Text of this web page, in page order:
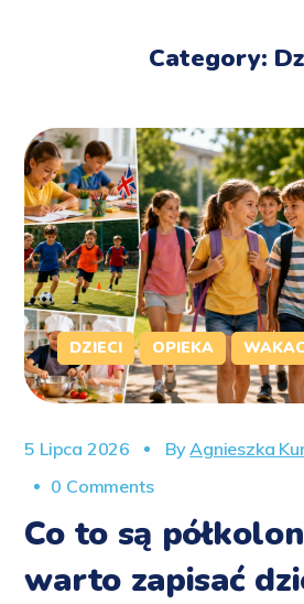
Category:
DZIECI OPIEKA
5 Lipca 2026 ByAgnieszka
0 Comments
Co to są
warto zapisać